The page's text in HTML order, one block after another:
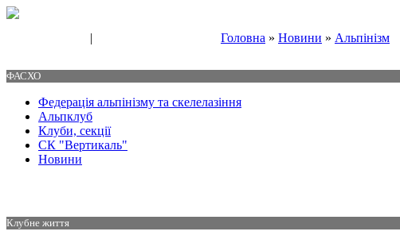
| Головна » Новини » Альпінізм
ФАСХО
Федерація альпінізму та скелелазіння
Альпклуб
Клуби, секції
СК "Вертикаль"
Новини
Клубне життя